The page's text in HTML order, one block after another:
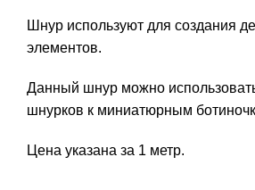
Шнур используют для создания
элементов.
Данный шнур можно
шнурков к миниатюрным
Цена указана за 1 метр.